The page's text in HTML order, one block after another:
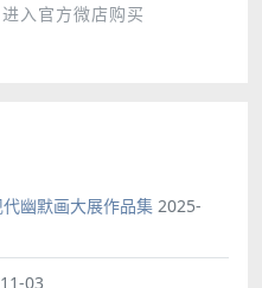
进入官方微店购买
幽默画大展作品集 2025-
03